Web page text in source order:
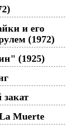
и его
(1972)
(1925)
Muerte